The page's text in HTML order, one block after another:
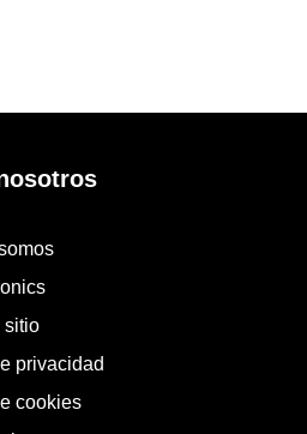
sitio
privacidad
cookies